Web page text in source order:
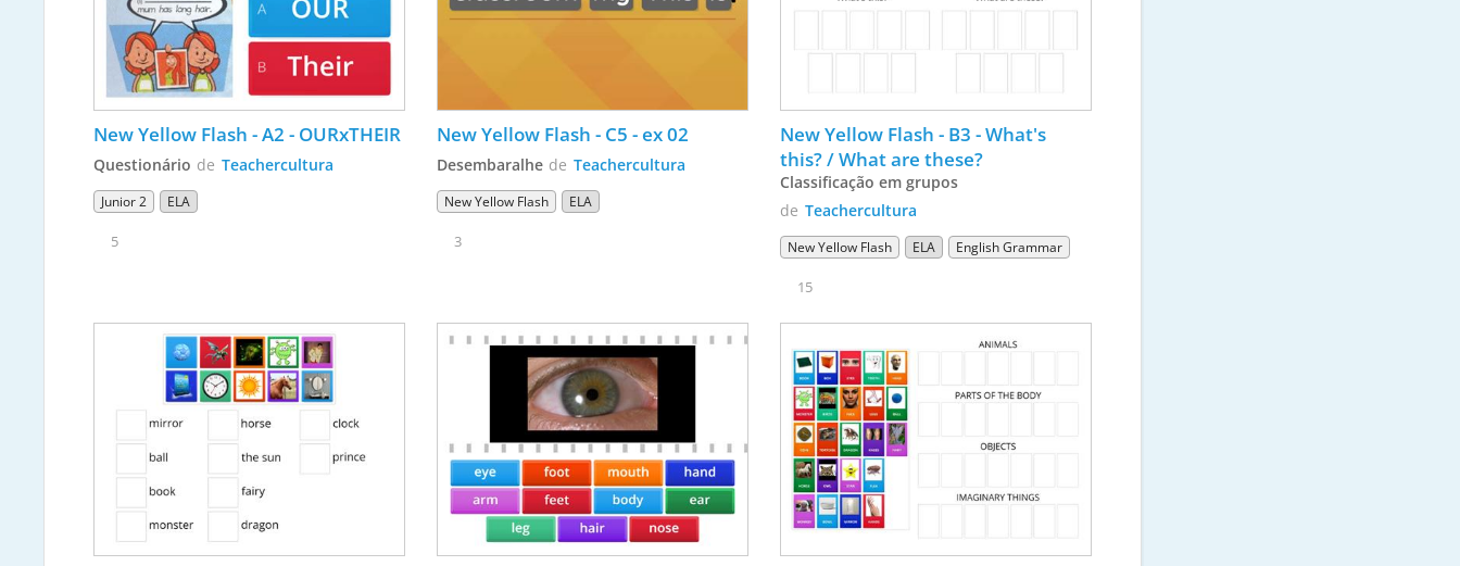
New Yellow Flash - A2 - OURxTHEIR
Questionário de Teachercultura
Junior 2 ELA
5
New Yellow Flash - C5 - ex 02
Desembaralhe de Teachercultura
New Yellow Flash ELA
3
New Yellow Flash - B3 - What's
this? / What are these?
Classificação em grupos
de Teachercultura
New Yellow Flash ELA English Grammar
15